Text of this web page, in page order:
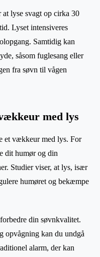
lyse svagt op cirka 30
Lyset intensiveres
Samtidig kan
såsom fuglesang eller
fra søvn til vågen
med lys
et vækkeur med lys. For
dit humør og din
Studier viser, at lys, især
humøret og bekæmpe
din søvnkvalitet.
opvågning kan du undgå
alarm, der kan